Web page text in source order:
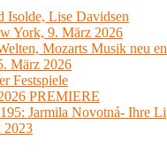
Isolde, Lise Davidsen
York, 9. März 2026
Mozarts Musik neu
März 2026
Festspiele
PREMIERE
Jarmila Novotná- Ihre
2023